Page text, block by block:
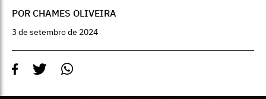
POR CHAMES OLIVEIRA
3 de setembro de 2024